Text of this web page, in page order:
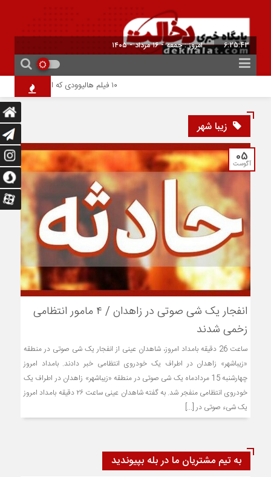
6:25:43 امروز : جمعه - ۱۶ مرداد - ۱۴۰۵
۱۰ فیلم هالیوودی که ارزش دیدن دارند | شاهکارهایی که نباید از دست بدهید
زیبا شهر
05
آگوست
انفجار یک شی صوتی در زاهدان / ۴ مامور انتظامی
زخمی شدند
ساعت 26 دقیقه بامداد امروز، شاهدان عینی از انفجار یک شی صوتی در منطقه
«زیباشهر» زاهدان در اطراف یک خودروی انتظامی خبر دادند. بامداد امروز
چهارشنبه 15 مردادماه یک شی صوتی در منطقه «زیباشهر» زاهدان در اطراف یک
خودروی انتظامی منفجر شد. به گفته شاهدان عینی ساعت ۲۶ دقیقه بامداد امروز
یک شیء صوتی در [...]
به تیم مشتریان ما در بله بپیوندید